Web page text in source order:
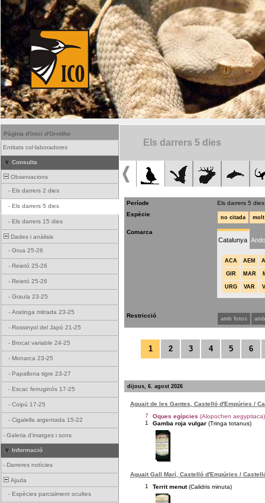
Pàgina d'inici d'Ornitho
Entitats col·laboradores
Consulta
Observacions
- Els darrers 2 dies
- Els darrers 5 dies
- Els darrers 15 dies
Dades i anàlisis
- Grua 25-26
- Reietó 25-26
- Reietó 25-26
- Graula 23-25
- Aratinga mitrada 23-25
- Rossinyol del Japó 21-25
- Brocat variable 24-25
- Monarca 23-25
- Papallona tigre 23-27
- Escac ferruginós 17-25
- Coipú 17-25
- Cigalella argentada 15-22
- Galeria d'imatges i sons
Informació
- Darreres notícies
Ajuda
- Espècies parcialment ocultes
Els darrers 5 dies
Període
Els darrers 5 dies
Espècie
no citada
Comarca
Catalunya
ACA AEM
GIR MAR
URG VAR
Restricció amb fotos
1 2 3 4 5 6
dijous, 6. agost 2026
Aguait de les Gantes, Castelló d'Empúries /
7
Oques egípcies (Alopochen aegyptiaca)
1
Gamba roja vulgar (Tringa totanus)
Aguait Gall Marí, Castelló d'Empúries /
1
Territ menut (Calidris minuta)